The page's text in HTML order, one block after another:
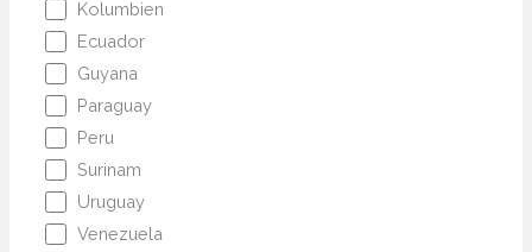
Kolumbien
Ecuador
Guyana
Paraguay
Peru
Surinam
Uruguay
Venezuela